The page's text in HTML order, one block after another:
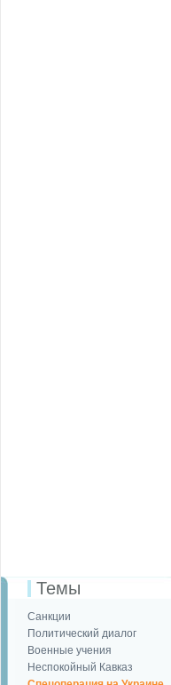
Темы
Санкции
Политический диалог
Военные учения
Неспокойный Кавказ